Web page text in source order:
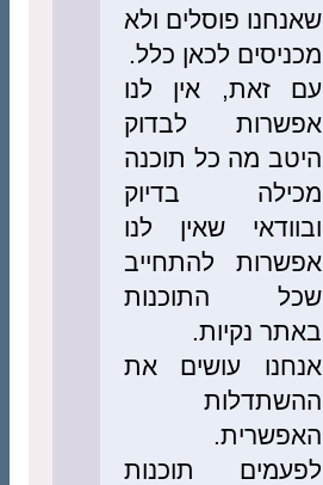
שאנחנו פוסלים ולא
מכניסים לכאן כלל.
עם זאת, אין לנו
אפשרות לבדוק
היטב מה כל תוכנה
מכילה בדיוק
ובוודאי שאין לנו
אפשרות להתחייב
שכל התוכנות
באתר נקיות.
אנחנו עושים את
ההשתדלות
האפשרית.
לפעמים תוכנות